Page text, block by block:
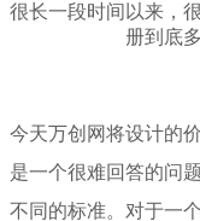
很长一段时间以来，
册到底
今天万创网将设计的
是一个很难回答的问
不同的标准。对于一